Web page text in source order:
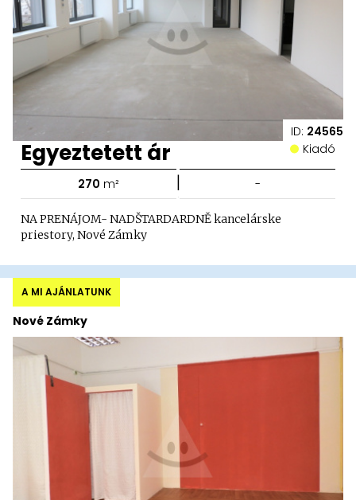
ID: 24565
Egyeztetett ár Kiadó
270 m² | -
NA PRENÁJOM- NADŠTARDARDNĚ kancelárske
priestory, Nové Zámky
Nové Zámky
A MI AJÁNLATUNK